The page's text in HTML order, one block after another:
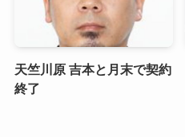
天竺川原 吉本と月末で契約
終了